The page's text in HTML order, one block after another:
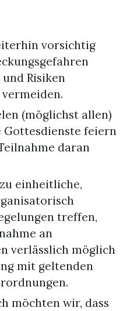
vorsichtig
Risiken
(möglichst allen)
Gottesdienste feiern
daran
einheitliche,
treffen,
an
verlässlich möglich
mit geltenden
möchten wir, dass